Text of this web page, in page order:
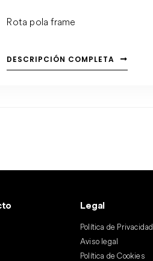
Rota pola frame
DESCRIPCIÓN COMPLETA
Legal
Política de Privacidad
Aviso legal
Política de Cookies